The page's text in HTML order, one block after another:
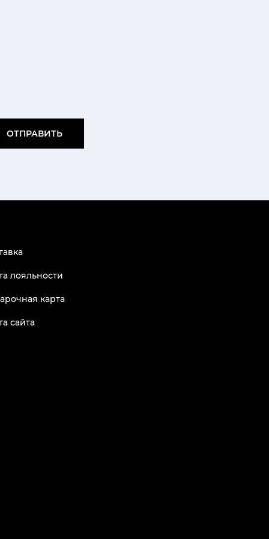
ОТПРАВИТЬ
лояльности
карта
сайта